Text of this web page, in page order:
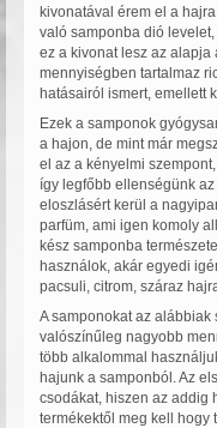
kivonatával érem el a
való samponba dió
ez a kivonat lesz az alapja
mennyiségben tartalmaz
hatásairól ismert, emellett
Ezek a samponok
a hajon, de mint már
el az a kényelmi
így legfőbb ellenségünk
eloszlásért kerül a
parfüm, ami igen komoly
kész samponba
használok, akár egyedi
pacsuli, citrom, száraz
A samponokat az
valószínűleg nagyobb
több alkalommal
hajunk a samponból. Az
csodákat, hiszen az addig
termékektől meg kell hogy